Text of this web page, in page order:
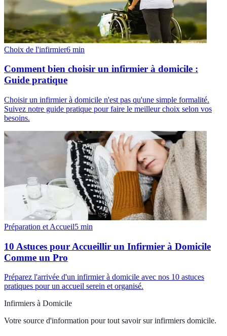
Choix de l'infirmier6 min
Comment bien choisir un infirmier à domicile :
Guide pratique
Choisir un infirmier à domicile n'est pas qu'une simple formalité.
Suivez notre guide pratique pour faire le meilleur choix selon vos
besoins.
Préparation et Accueil5 min
10 Astuces pour Accueillir un Infirmier à Domicile
Comme un Pro
Préparez l'arrivée d'un infirmier à domicile avec nos 10 astuces
pratiques pour un accueil serein et organisé.
Infirmiers à Domicile
Votre source d'information pour tout savoir sur infirmiers domicile.